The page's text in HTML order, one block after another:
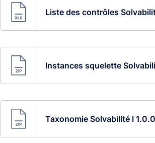
Liste des contrôles
Instances squelette
Taxonomie Solvabilité I